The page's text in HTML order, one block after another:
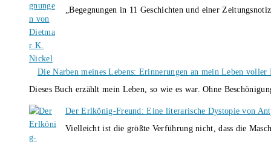
„Begegnungen in 11 Geschichten und einer
Die Narben meines Lebens: Erinnerungen an mein Leben
Dieses Buch erzählt mein Leben, so wie es war. Ohne
Der Erlkönig-Freund: Eine literarische Dystopie von
Vielleicht ist die größte Verführung nicht, dass die